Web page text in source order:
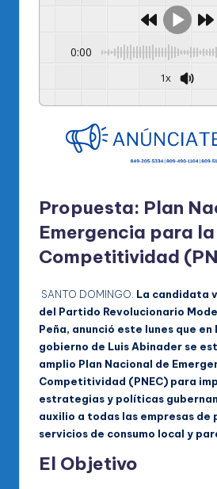
0:00
1x
Propuesta: Plan
Emergencia para la
Competitividad
SANTO DOMINGO. La candidata
del Partido Revolucionario
Peña, anunció este lunes que
gobierno de Luis Abinader se
amplio Plan Nacional de
Competitividad (PNEC) para
estrategias y políticas
auxilio a todas las empresas de
servicios de consumo local y
El Objetivo